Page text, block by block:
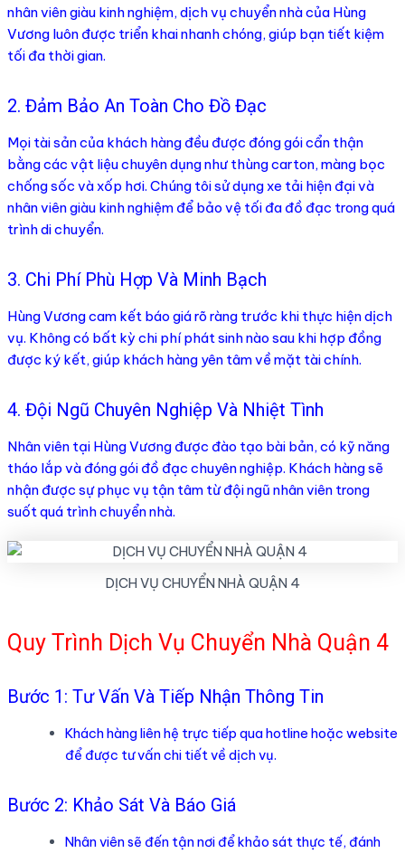
nhân viên giàu kinh nghiệm, dịch vụ chuyển nhà của Hùng
Vương luôn được triển khai nhanh chóng, giúp bạn tiết kiệm
tối đa thời gian.
2. Đảm Bảo An Toàn Cho Đồ Đạc
Mọi tài sản của khách hàng đều được đóng gói cẩn thận
bằng các vật liệu chuyên dụng như thùng carton, màng bọc
chống sốc và xốp hơi. Chúng tôi sử dụng xe tải hiện đại và
nhân viên giàu kinh nghiệm để bảo vệ tối đa đồ đạc trong quá
trình di chuyển.
3. Chi Phí Phù Hợp Và Minh Bạch
Hùng Vương cam kết báo giá rõ ràng trước khi thực hiện dịch
vụ. Không có bất kỳ chi phí phát sinh nào sau khi hợp đồng
được ký kết, giúp khách hàng yên tâm về mặt tài chính.
4. Đội Ngũ Chuyên Nghiệp Và Nhiệt Tình
Nhân viên tại Hùng Vương được đào tạo bài bản, có kỹ năng
tháo lắp và đóng gói đồ đạc chuyên nghiệp. Khách hàng sẽ
nhận được sự phục vụ tận tâm từ đội ngũ nhân viên trong
suốt quá trình chuyển nhà.
DỊCH VỤ CHUYỂN NHÀ QUẬN 4
Quy Trình Dịch Vụ Chuyển Nhà Quận 4
Bước 1: Tư Vấn Và Tiếp Nhận Thông Tin
Khách hàng liên hệ trực tiếp qua hotline hoặc website
để được tư vấn chi tiết về dịch vụ.
Bước 2: Khảo Sát Và Báo Giá
Nhân viên sẽ đến tận nơi để khảo sát thực tế, đánh